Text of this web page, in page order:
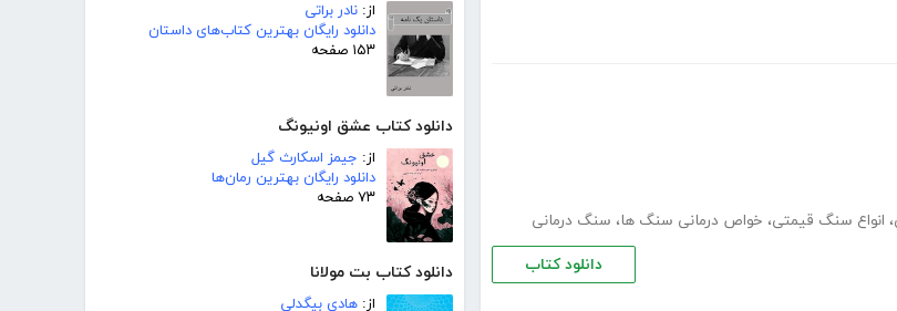
از: نادر براتی
دانلود رایگان بهترین کتاب‌های داستان
۱۵۳ صفحه
دانلود کتاب عشق اونیونگ
از: جیمز اسکارث گیل
دانلود رایگان بهترین رمان‌ها
۷۳ صفحه
دانلود کتاب بت مولانا
از: هادی بیگدلی
، انواع سنگ قیمتی، خواص درمانی سنگ ها، سنگ درمانی
دانلود کتاب